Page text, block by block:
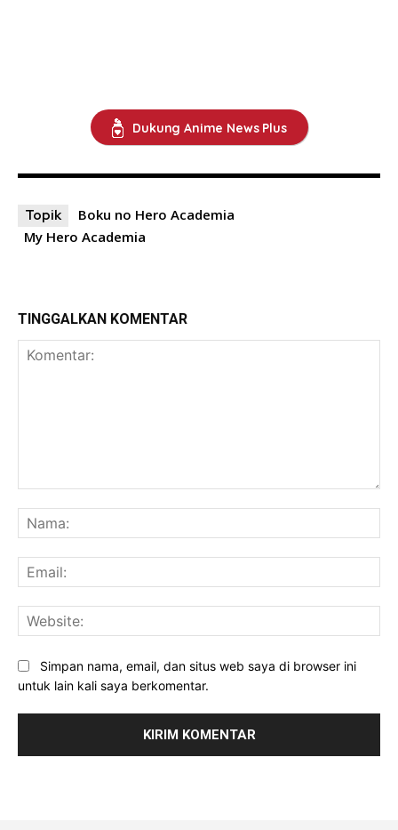
Dukung Anime News Plus
Topik
Boku no Hero Academia
My Hero Academia
TINGGALKAN KOMENTAR
Simpan nama, email, dan situs web saya di browser ini
untuk lain kali saya berkomentar.